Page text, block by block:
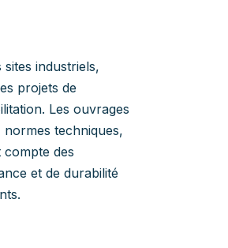
industriels,
projets de
Les ouvrages
techniques,
compte des
et de durabilité